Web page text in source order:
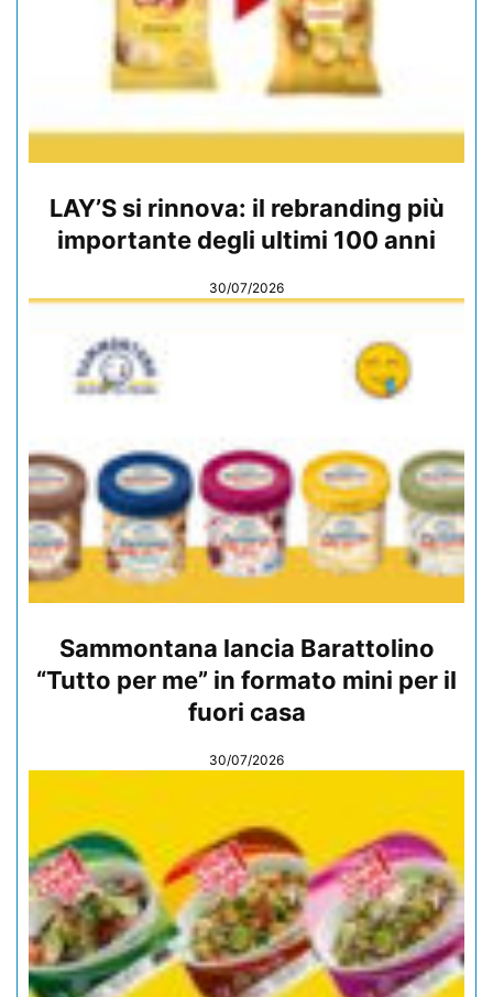
LAY’S si rinnova: il rebranding più
importante degli ultimi 100 anni
30/07/2026
Sammontana lancia Barattolino
“Tutto per me” in formato mini per il
fuori casa
30/07/2026